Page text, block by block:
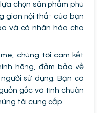
chọn sản phẩm phù
gian nội thất của bạn
và cá nhân hóa cho
chúng tôi cam kết
hãng, đảm bảo về
sử dụng. Bạn có
gốc và tính chuẩn
tôi cung cấp.